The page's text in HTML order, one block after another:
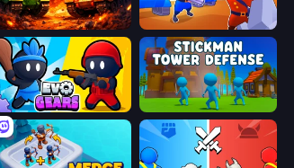
War Machine Clash Craft and Battle
Evo Gears